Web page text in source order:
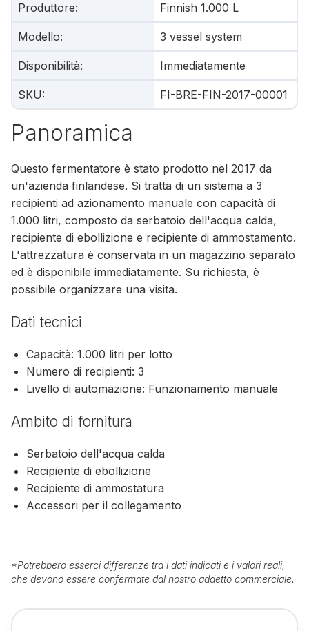
Produttore: Finnish 1.000 L
Modello: 3 vessel system
Disponibilità: Immediatamente
SKU: FI-BRE-FIN-2017-00001
Panoramica
Questo fermentatore è stato prodotto nel 2017 da
un'azienda finlandese. Si tratta di un sistema a 3
recipienti ad azionamento manuale con capacità di
1.000 litri, composto da serbatoio dell'acqua calda,
recipiente di ebollizione e recipiente di ammostamento.
L'attrezzatura è conservata in un magazzino separato
ed è disponibile immediatamente. Su richiesta, è
possibile organizzare una visita.
Dati tecnici
Capacità: 1.000 litri per lotto
Numero di recipienti: 3
Livello di automazione: Funzionamento manuale
Ambito di fornitura
Serbatoio dell'acqua calda
Recipiente di ebollizione
Recipiente di ammostatura
Accessori per il collegamento
*Potrebbero esserci differenze tra i dati indicati e i valori reali,
che devono essere confermate dal nostro addetto commerciale.